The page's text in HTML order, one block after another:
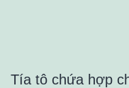
Tía tô chứa hợp